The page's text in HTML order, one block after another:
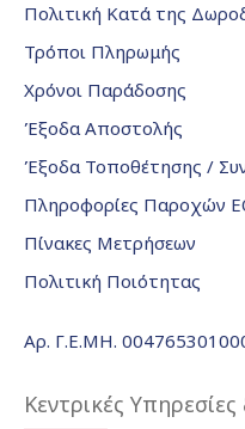
Πολιτική Κατά της
Τρόποι Πληρωμής
Χρόνοι Παράδοσης
Έξοδα Αποστολής
Έξοδα Τοποθέτησης /
Πληροφορίες Παροχών
Πίνακες Μετρήσεων
Πολιτική Ποιότητας
Αρ. Γ.Ε.ΜΗ.
Κεντρικές